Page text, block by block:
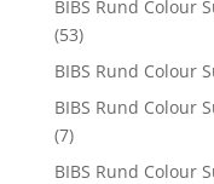
BIBS Rund Colour
(53)
BIBS Rund Colour
BIBS Rund Colour
(7)
BIBS Rund Colour